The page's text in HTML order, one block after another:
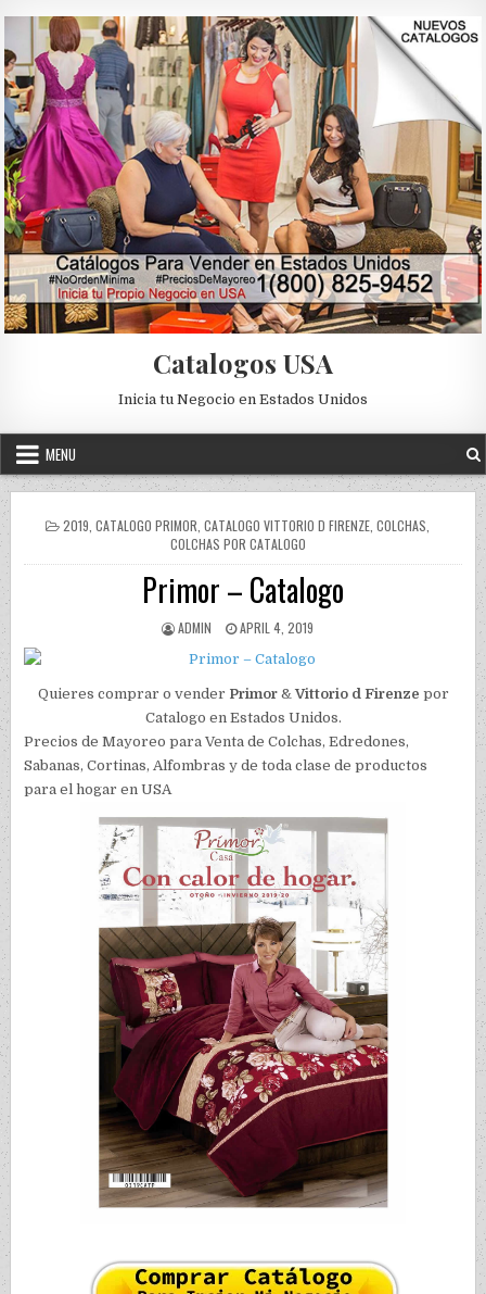
Catalogos USA
Inicia tu Negocio en Estados Unidos
MENU
POSTED IN
2019, CATALOGO PRIMOR, CATALOGO VITTORIO D FIRENZE, COLCHAS,
COLCHAS POR CATALOGO
Primor – Catalogo
AUTHOR:
ADMIN PUBLISHED DATE:
APRIL 4, 2019
Quieres comprar o vender Primor&Vittorio d Firenze por
Catalogo en Estados Unidos.
Precios de Mayoreo para Venta de Colchas, Edredones,
Sabanas, Cortinas, Alfombras y de toda clase de productos
para el hogar en USA